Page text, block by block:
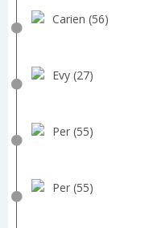
Carien (56)
Evy (27)
Per (55)
Per (55)